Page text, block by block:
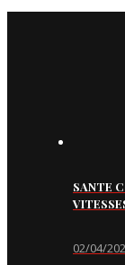
SANTE
02/04/